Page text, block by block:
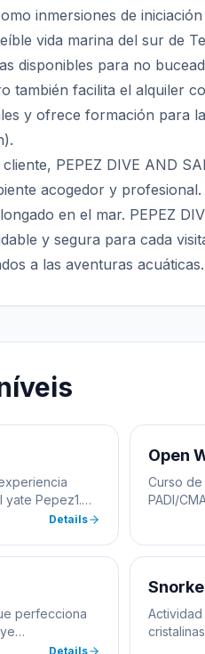
inmersiones de
vida marina del sur de
disponibles para no
también facilita el alquiler
y ofrece formación para
PEPEZ DIVE AND
acogedor y
en el mar. PEPEZ
y segura para cada
a las aventuras acuáticas.
Pepez1.
seguida de
probar
Details
Open
Curso
PADI/
e
con
perfecciona
submarina,
Details